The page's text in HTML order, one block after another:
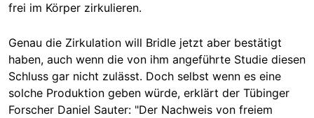
frei im Körper zirkulieren.
Genau die Zirkulation will Bridle jetzt aber bestätigt
haben, auch wenn die von ihm angeführte Studie diesen
Schluss gar nicht zulässt. Doch selbst wenn es eine
solche Produktion geben würde, erklärt der Tübinger
Forscher Daniel Sauter: "Der Nachweis von freiem